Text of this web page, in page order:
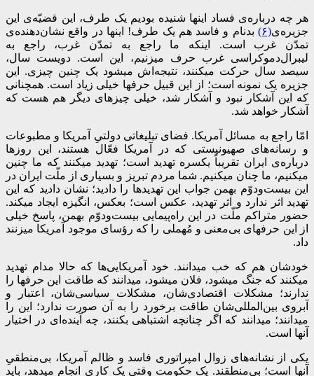
هر چه درباره‌ی فساد اینها شنیده بودیم یک طرف، این قضیّه‌ی این
جزیره‌ی(۶) بدنام و فاسد هم یک طرف! اینها در واقع نشان‌دهنده‌ی
تمدّن غرب است. اینکه ما راجع به تمدّن غرب، راجع به
لیبرال‌دموکراسی غرب حرف میزنیم، این است. دویست سال،
سیصد سال حرکت میکنند، نتیجه‌اش میشود یک چنین چیزی. این
جزیره یک نمونه است؛ از این قبیل حرفها خیلی زیاد است. همچنانی
که این آشکار نبود و آشکار شد، خیلی چیزهای دیگر هم هست که
آشکار خواهد شد.
امّا راجع به مسائل آمریکا. فضای تبلیغاتی دولتیِ آمریکا و مطبوعات
و رسانه‌های صهیونیستی که در آمریکا فعّال هستند، این روزها
درباره‌ی ایران تقریباً یکسره تهدید است؛ تهدید میکنند که ما چنین
میکنیم، ما چنان میکنیم. شما مردم تبریز و بسیاری از ملّت ایران در
این بیست‌ودوّم بهمن جواب این تهدیدها را دادید؛ نشان دادید که این
تهدید اثر ندارد و اثر تهدید، عکس است؛ بعکس، انگیزه ایجاد میکند.
حضور متراکم ملّت در این راه‌پیمایی بیست‌ودوّم بهمن، پاسخ خیلی
از این حرفهای بی‌معنی و مُهملی را که رؤسای موجود آمریکا میزنند
داد.
خودشان هم که خب میدانند. خود آمریکایی‌ها که حالا مدام تهدید
میکنند که جنگ میشود، فلان میشود، میدانند که طاقت این حرفها را
ندارند؛ مشکلات اقتصادی‌شان، مشکلات سیاسی‌شان، اعتبار و
آبروی بین‌المللی‌شان طاقت برخورد را به آن صورت ندارد؛ این را
میدانند؛ میدانند که اگر چنانچه اشتباهی بکنند، چه آینده‌ای در اختیار
آنها است.
یکی از نشانه‌های زوال امپراتوری فاسد و ظالم آمریکا، بی‌منطقیِ
آنها است؛ بی‌منطقند. یک حکومت وقتی یک کاری انجام میدهد، باید